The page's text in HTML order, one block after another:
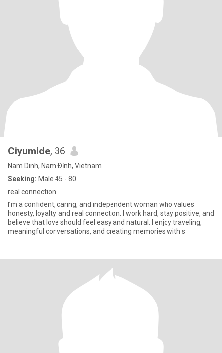
Ciyumide, 36
Nam Dinh, Nam Ðịnh, Vietnam
Seeking: Male 45 - 80
real connection
I’m a confident, caring, and independent woman who values
honesty, loyalty, and real connection. I work hard, stay positive, and
believe that love should feel easy and natural. I enjoy traveling,
meaningful conversations, and creating memories with s